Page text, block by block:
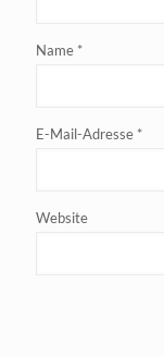
Name *
E-Mail-Adresse *
Website